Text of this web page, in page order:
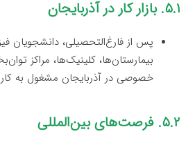
۵.۱. بازار کار در آذربایجان
پس از فارغ‌التحصیلی، دانشجویان
بیمارستان‌ها، کلینیک‌ها، مراکز
خصوصی در آذربایجان مشغول به
۵.۲. فرصت‌های بین‌المللی